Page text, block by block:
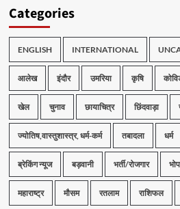
Categories
ENGLISH INTERNATIONAL
आलेख इंदौर उमरिया कृषि
खेल चुनाव छायाचित्र छिंदवाड़ा
ज्योतिष,वास्तुशास्त्र, धर्म-कर्म तबादला धर्म
ब्रेकिंग न्यूज बड़वानी भर्ती/रोजगार
महाराष्ट्र मौसम रतलाम राशिफल